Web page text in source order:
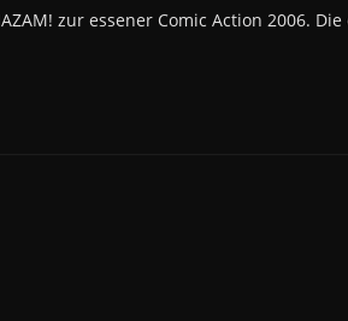
zur essener Comic Action 2006.